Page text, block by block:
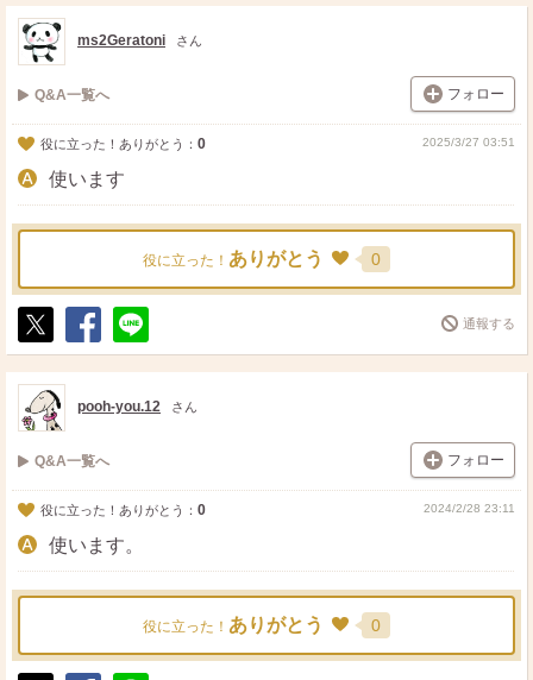
ms2Geratoni さん
Q&A一覧へ フォロー
役に立った！ありがとう： 0 2025/3/27 03:51
使います
役に立った！ ありがとう 0
ポ
ス
ト
シ
ェ
送
る
通報する
pooh-you.12 さん
Q&A一覧へ フォロー
役に立った！ありがとう： 0 2024/2/28 23:11
使います。
役に立った！ ありがとう 0